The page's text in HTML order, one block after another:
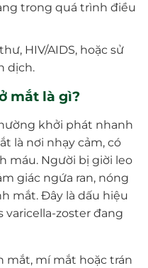
trong quá trình điều
HIV/AIDS, hoặc sử
dịch.
mắt là gì?
khởi phát nhanh
là nơi nhạy cảm, có
máu. Người bị giời leo
giác ngứa ran, nóng
mắt. Đây là dấu hiệu
varicella-zoster đang
mắt, mí mắt hoặc trán